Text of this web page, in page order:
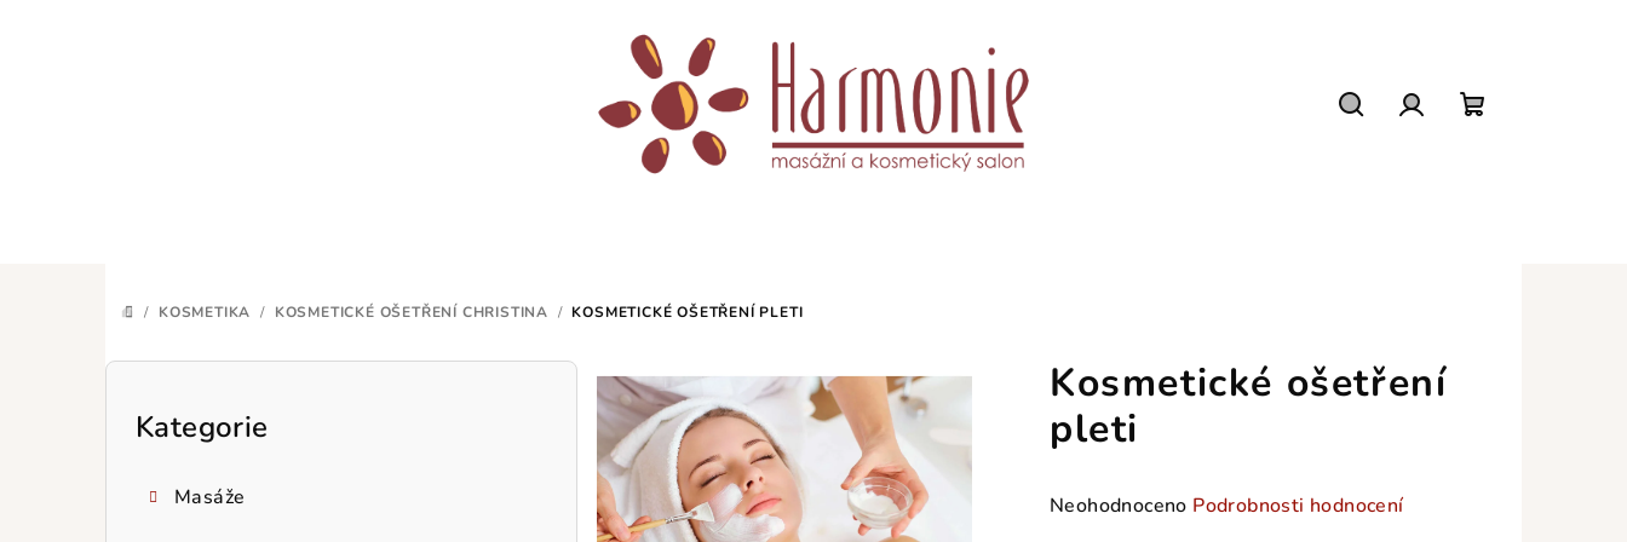
DOMŮ
/ KOSMETIKA / KOSMETICKÉ OŠETŘENÍ CHRISTINA / KOSMETICKÉ OŠETŘENÍ PLETI
P
Přeskočit
Kategorie
Masáže
Kosmetické ošetření
pleti
Průměrné
Neohodnoceno Podrobnosti hodnocení